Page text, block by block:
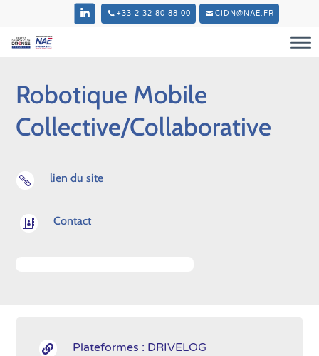
+33 2 32 80 88 00 CIDN@NAE.FR
Robotique Mobile
Collective/Collaborative
 lien du site
 Contact
 Plateformes : DRIVELOG